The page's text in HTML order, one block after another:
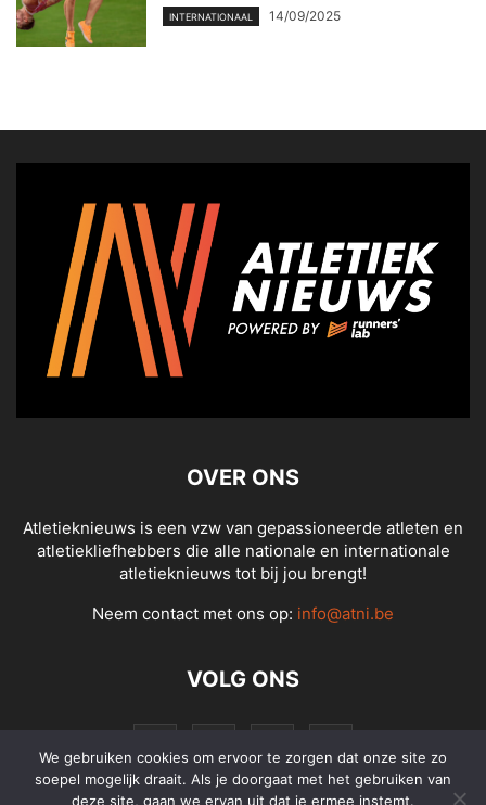
INTERNATIONAAL 14/09/2025
OVER ONS
Atletieknieuws is een vzw van gepassioneerde atleten en
atletiekliefhebbers die alle nationale en internationale
atletieknieuws tot bij jou brengt!
Neem contact met ons op: info@atni.be
VOLG ONS
We gebruiken cookies om ervoor te zorgen dat onze site zo
soepel mogelijk draait. Als je doorgaat met het gebruiken van
deze site, gaan we ervan uit dat je ermee instemt.